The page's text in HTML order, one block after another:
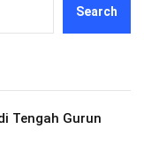
Search
Tengah Gurun